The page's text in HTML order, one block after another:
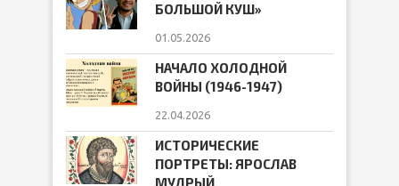
БОЛЬШОЙ КУШ»
01.05.2026
НАЧАЛО ХОЛОДНОЙ
ВОЙНЫ (1946-1947)
22.04.2026
ИСТОРИЧЕСКИЕ
ПОРТРЕТЫ: ЯРОСЛАВ
МУДРЫЙ